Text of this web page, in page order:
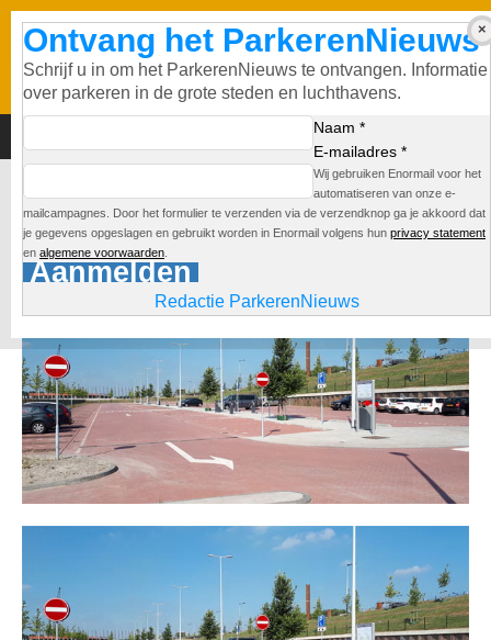
P+R Station Noord
Redactie
Ontvang het ParkerenNieuws
Schrijf u in om het ParkerenNieuws te ontvangen. Informatie
over parkeren in de grote steden en luchthavens.
Naam *
E-mailadres *
Wij gebruiken Enormail voor het
automatiseren van onze e-
mailcampagnes. Door het formulier te verzenden via de verzendknop ga je akkoord dat
je gegevens opgeslagen en gebruikt worden in Enormail volgens hun privacy statement
en algemene voorwaarden
Aanmelden
Redactie ParkerenNieuws